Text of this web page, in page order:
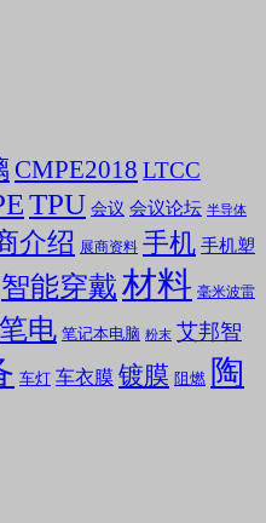
CMPE2018 LTCC
TPU 会议 会议论坛 半导体
介绍 展商资料 手机 手机塑
智能穿戴材料 毫米波雷
笔电 笔记本电脑 粉末 艾邦智
车灯 车衣膜 镀膜 阻燃 陶